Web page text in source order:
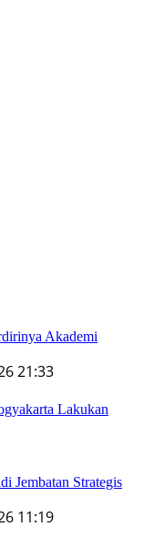
Akademi
21:33
Lakukan
Jembatan Strategis
11:19